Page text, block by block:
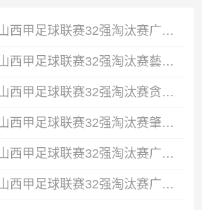
08月04日佛山西甲足球联赛32强淘汰赛广东西南建设VS香港圣徒全场录像
08月04日佛山西甲足球联赛32强淘汰赛藝品高國際VS湛江狂狼·粵辉能源全场录像
08月04日佛山西甲足球联赛32强淘汰赛贪玩游戏VS美的薪火全场录像
08月04日佛山西甲足球联赛32强淘汰赛肇庆恒骏成VS三七互娱全场录像
08月03日佛山西甲足球联赛32强淘汰赛广东客家青年VS广州英华思力U17全场录像
08月03日佛山西甲足球联赛32强淘汰赛广州求信VS顺德新青年全场录像